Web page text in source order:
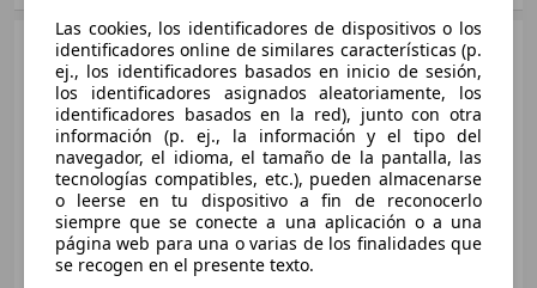
SUV/4x4/Pickup
Gasolina
HS 1.5 T-GDI Comfort
119 KW (162 PS)
HS 1.5 T-GDI Comfort Aut.
2022 - 2023
MGHS
Medidas
(L/A/A):
desde 4574 x 1876 x 1664 mm
Potencia:
119 KW (162 PS)
Puertas:
5
Asientos:
5
Maletero:
448 - 1454 litros
Las cookies, los identificadores de dispositivos o los
identificadores online de similares características (p.
ej., los identificadores basados en inicio de sesión,
los identificadores asignados aleatoriamente, los
identificadores basados en la red), junto con otra
información (p. ej., la información y el tipo del
navegador, el idioma, el tamaño de la pantalla, las
tecnologías compatibles, etc.), pueden almacenarse
o leerse en tu dispositivo a fin de reconocerlo
siempre que se conecte a una aplicación o a una
página web para una o varias de los finalidades que
se recogen en el presente texto.